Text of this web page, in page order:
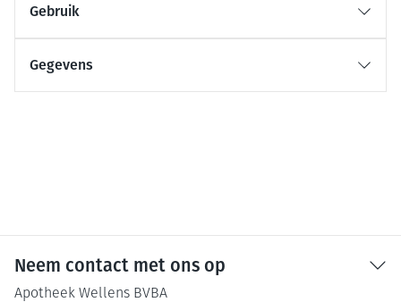
Gebruik
Gegevens
Neem contact met ons op
Apotheek Wellens BVBA